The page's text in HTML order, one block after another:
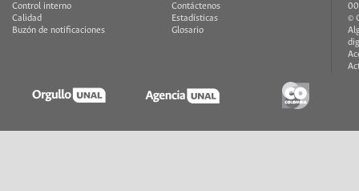
Control interno
Calidad
Buzón de notificaciones
Contáctenos
Estadísticas
Glosario
©